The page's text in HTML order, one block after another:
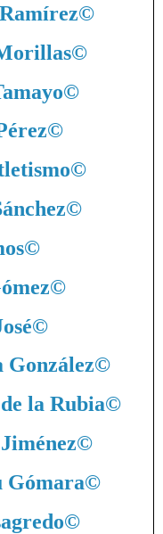
©
©
©
©
©
©
©
©
©
©
la Rubia©
©
©
©